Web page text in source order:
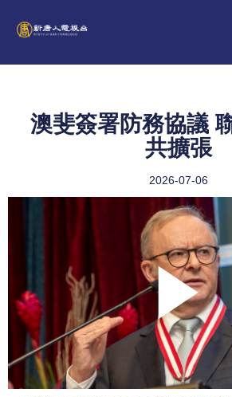
澳斐簽署防務協議
共擴張
2026-07-06
Play
Video